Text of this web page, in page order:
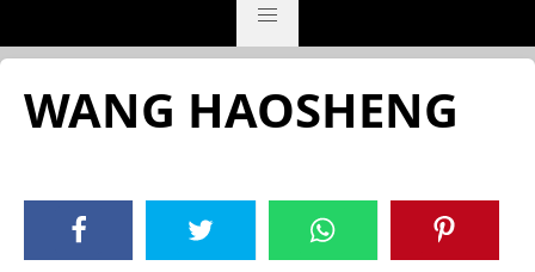
WANG HAOSHENG